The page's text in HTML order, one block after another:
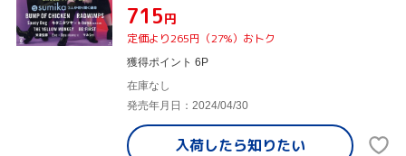
¥715円
定価より265円（27%）おトク
獲得ポイント 6P
在庫なし
発売年月日：2024/04/30
入荷したら知りたい